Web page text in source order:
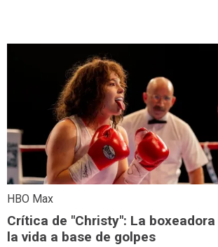
HBO Max
Crítica de "Christy": La
la vida a base de golpes